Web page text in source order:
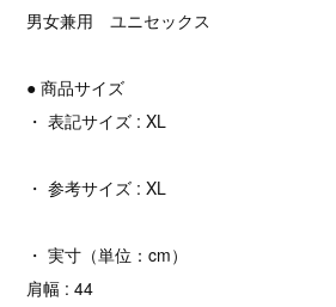
男女兼用 ユニセックス
● 商品サイズ
・ 表記サイズ : XL
・ 参考サイズ : XL
・ 実寸（単位：cm）
肩幅 : 44